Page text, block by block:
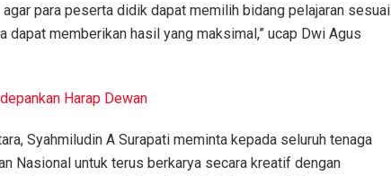
para peserta didik dapat memilih bidang pelajaran sesuai
dapat memberikan hasil yang maksimal,” ucap Dwi Agus
Harap Dewan
Syahmiludin A Surapati meminta kepada seluruh tenaga
Nasional untuk terus berkarya secara kreatif dengan